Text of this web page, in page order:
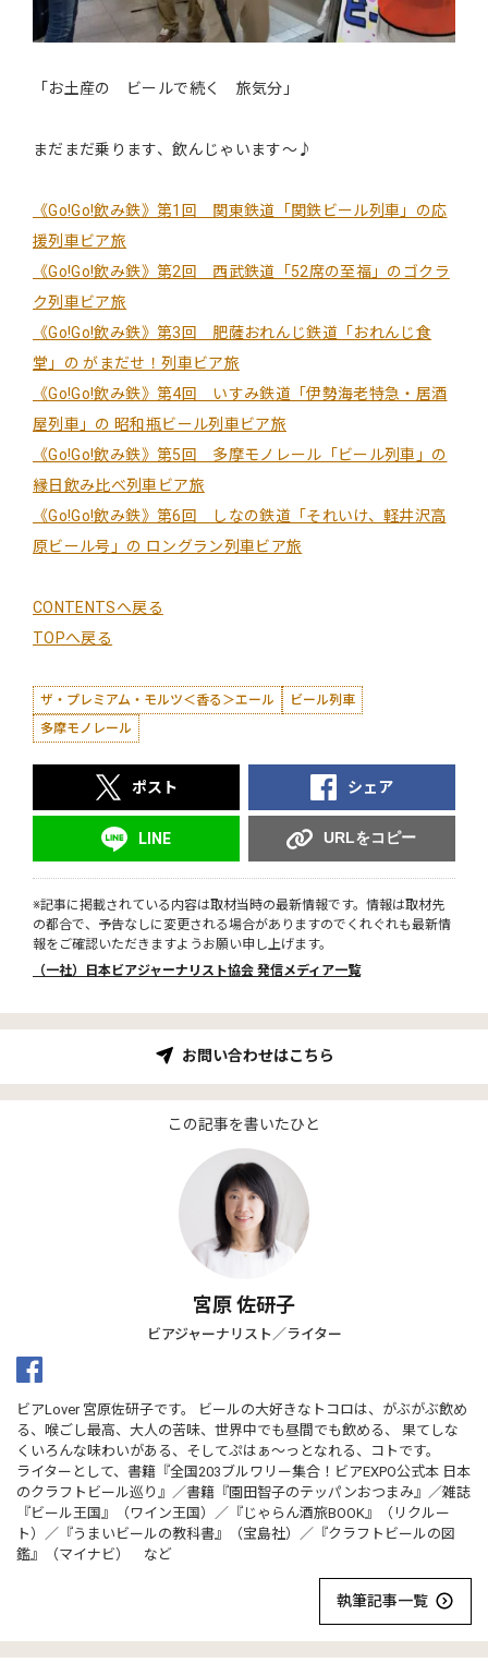
「お土産の ビールで続く 旅気分」
まだまだ乗ります、飲んじゃいます〜♪
《Go!Go!飲み鉄》第1回 関東鉄道「関鉄ビール列車」の応
援列車ビア旅
《Go!Go!飲み鉄》第2回 西武鉄道「52席の至福」のゴクラ
ク列車ビア旅
《Go!Go!飲み鉄》第3回 肥薩おれんじ鉄道「おれんじ食
堂」の がまだせ！列車ビア旅
《Go!Go!飲み鉄》第4回 いすみ鉄道「伊勢海老特急・居酒
屋列車」の 昭和瓶ビール列車ビア旅
《Go!Go!飲み鉄》第5回 多摩モノレール「ビール列車」の
縁日飲み比べ列車ビア旅
《Go!Go!飲み鉄》第6回 しなの鉄道「それいけ、軽井沢高
原ビール号」の ロングラン列車ビア旅
CONTENTSへ戻る
TOPへ戻る
ザ・プレミアム・モルツ＜香る＞エール
ビール列車
多摩モノレール
ポスト シェア
LINE URLをコピー
※記事に掲載されている内容は取材当時の最新情報です。情報は取材先
の都合で、予告なしに変更される場合がありますのでくれぐれも最新情
報をご確認いただきますようお願い申し上げます。
（一社）日本ビアジャーナリスト協会 発信メディア一覧
お問い合わせはこちら
この記事を書いたひと
宮原 佐研子
ビアジャーナリスト／ライター
ビアLover 宮原佐研子です。 ビールの大好きなトコロは、がぶがぶ飲め
る、喉ごし最高、大人の苦味、世界中でも昼間でも飲める、 果てしな
くいろんな味わいがある、そしてぷはぁ〜っとなれる、コトです。
ライターとして、書籍『全国203ブルワリー集合！ビアEXPO公式本 日本
のクラフトビール巡り』／書籍『園田智子のテッパンおつまみ』／雑誌
『ビール王国』（ワイン王国）／『じゃらん酒旅BOOK』（リクルー
ト）／『うまいビールの教科書』（宝島社）／『クラフトビールの図
鑑』（マイナビ） など
執筆記事一覧